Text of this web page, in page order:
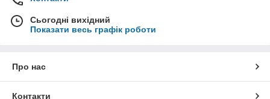
Сьогодні вихідний
Показати весь графік роботи
Про нас
Контакти